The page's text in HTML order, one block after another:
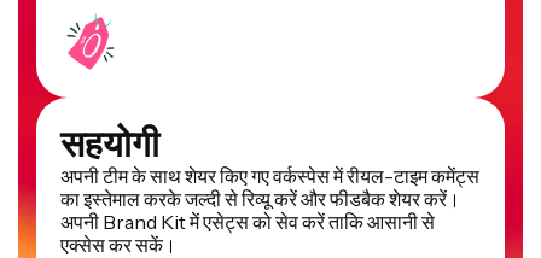
सहयोगी
अपनी टीम के साथ शेयर किए गए वर्कस्पेस में रीयल-टाइम कमेंट्स
का इस्तेमाल करके जल्दी से रिव्यू करें और फीडबैक शेयर करें।
अपनी Brand Kit में एसेट्स को सेव करें ताकि आसानी से
एक्सेस कर सकें।